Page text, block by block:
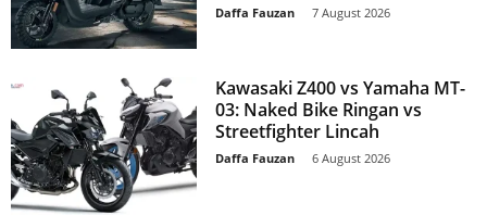
Daffa Fauzan 7 August 2026
Kawasaki Z400 vs Yamaha MT-
03: Naked Bike Ringan vs
Streetfighter Lincah
Daffa Fauzan 6 August 2026